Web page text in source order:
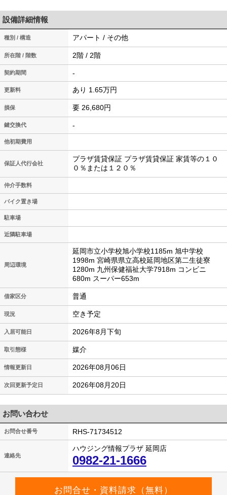
設備詳細情報
種別 / 構造 アパート / その他
所在階 / 階数 2階 / 2階
契約期間 -
更新料 あり 1.65万円
損保 要 26,680円
鍵交換代 -
他初期費用
保証人代行会社
プラザ賃貸保証 プラザ賃貸保証 家賃等の１０
０％または１２０％
仲介手数料
バイク置き場
駐車場
近隣駐車場
周辺環境
延岡市立小学校旭小学校1185m 旭中学校
1998m 宮崎県県立高校延岡地区第二生徒寮
1280m 九州保健福祉大学7918m コンビニ
680m スーパー653m
借家区分 普通
現況 空き予定
入居可能日 2026年8月下旬
取引態様 媒介
情報更新日 2026年08月06日
次回更新予定日 2026年08月20日
お問い合わせ
お問合せ番号 RHS-71734512
連絡先
ハウジング情報プラザ 延岡店
0982-21-1666